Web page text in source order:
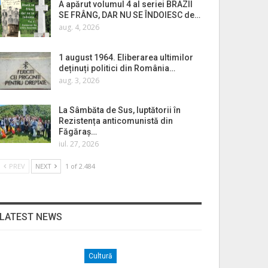
A apărut volumul 4 al seriei BRAZII
SE FRÂNG, DAR NU SE ÎNDOIESC de…
aug. 4, 2026
1 august 1964. Eliberarea ultimilor
deținuți politici din România…
aug. 3, 2026
La Sâmbăta de Sus, luptătorii în
Rezistența anticomunistă din
Făgăraș…
iul. 27, 2026
PREV NEXT 1 of 2.484
NEWS
Cultură